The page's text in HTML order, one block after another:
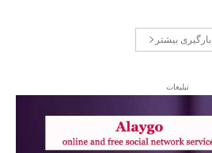
بارگیری بیشتر
تبلیغات